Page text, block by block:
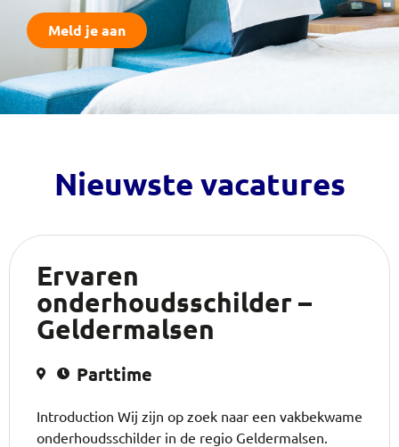
Meld je aan
Nieuwste vacatures
Ervaren
onderhoudsschilder –
Geldermalsen
Parttime
Introduction Wij zijn op zoek naar een vakbekwame
onderhoudsschilder in de regio Geldermalsen.